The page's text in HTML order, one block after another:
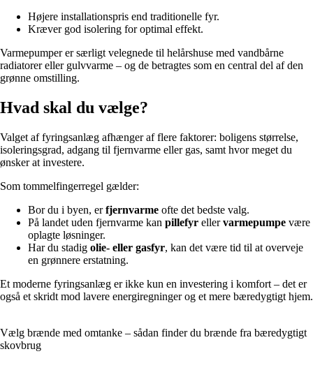
Højere installationspris end traditionelle fyr.
Kræver god isolering for optimal effekt.
Varmepumper er særligt velegnede til helårshuse med vandbårne
radiatorer eller gulvvarme – og de betragtes som en central del af den
grønne omstilling.
Hvad skal du vælge?
Valget af fyringsanlæg afhænger af flere faktorer: boligens størrelse,
isoleringsgrad, adgang til fjernvarme eller gas, samt hvor meget du
ønsker at investere.
Som tommelfingerregel gælder:
Bor du i byen, erfjernvarme ofte det bedste valg.
På landet uden fjernvarme kan pillefyr ellervarmepumpe være
oplagte løsninger.
Har du stadig olie- eller gasfyr, kan det være tid til at overveje
en grønnere erstatning.
Et moderne fyringsanlæg er ikke kun en investering i komfort – det er
også et skridt mod lavere energiregninger og et mere bæredygtigt hjem.
Vælg brænde med omtanke – sådan finder du brænde fra bæredygtigt
skovbrug